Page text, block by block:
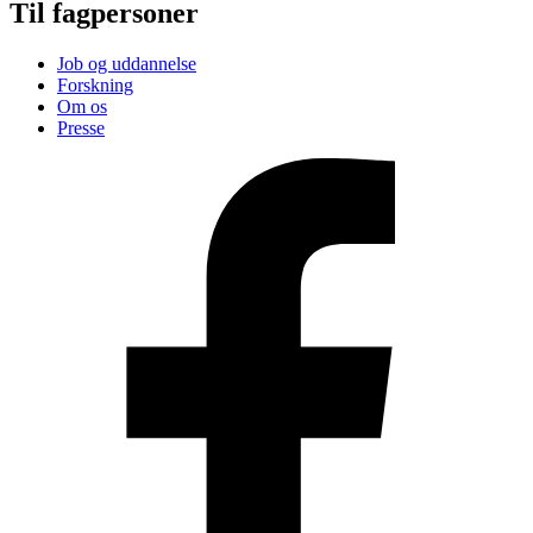
Til fagpersoner
Job og uddannelse
Forskning
Om os
Presse